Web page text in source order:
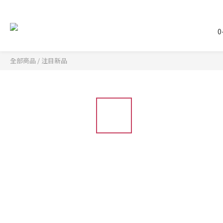
全部商品 / 注目新品